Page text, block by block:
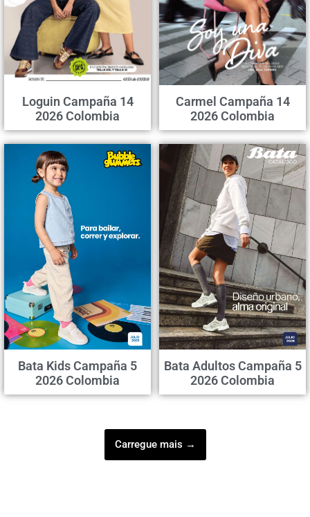
Loguin Campaña 14
2026 Colombia
Carmel Campaña 14
2026 Colombia
Bata Kids Campaña 5
2026 Colombia
Bata Adultos Campaña 5
2026 Colombia
Carregue mais →